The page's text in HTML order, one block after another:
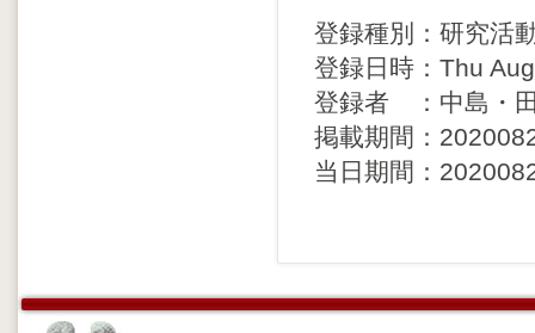
登録種別：研究活
登録日時：Thu
登録者 ：中島・
掲載期間：
当日期間：